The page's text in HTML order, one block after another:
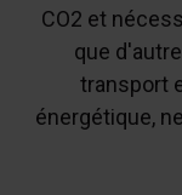
CO2 et
que
transport
énergétique,